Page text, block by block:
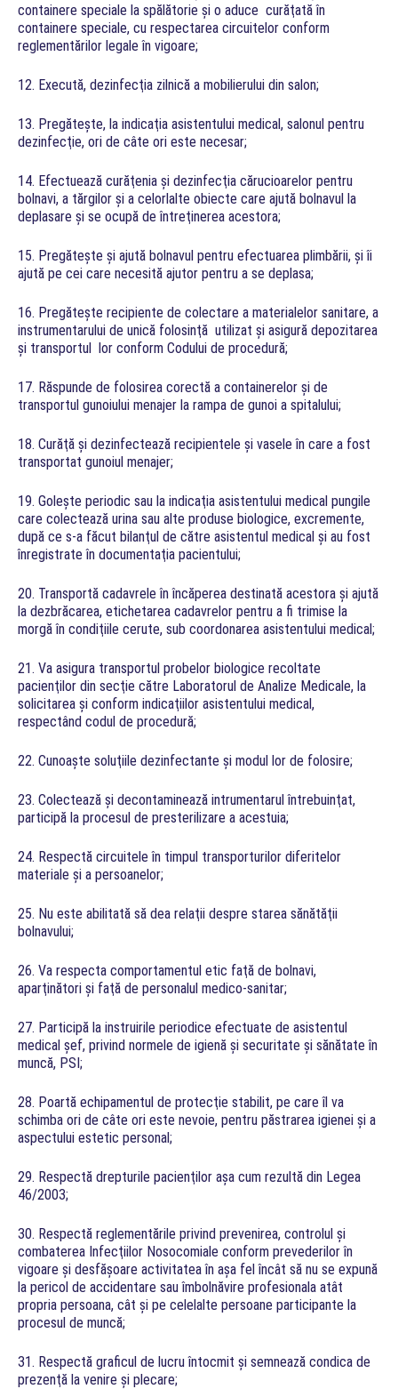
containere speciale la spălătorie şi o aduce curăţată în
containere speciale, cu respectarea circuitelor conform
reglementărilor legale în vigoare;
12. Execută, dezinfecţia zilnică a mobilierului din salon;
13. Pregăteşte, la indicaţia asistentului medical, salonul pentru
dezinfecţie, ori de câte ori este necesar;
14. Efectuează curăţenia şi dezinfecţia cărucioarelor pentru
bolnavi, a tărgilor şi a celorlalte obiecte care ajută bolnavul la
deplasare şi se ocupă de întreţinerea acestora;
15. Pregăteşte şi ajută bolnavul pentru efectuarea plimbării, şi îi
ajută pe cei care necesită ajutor pentru a se deplasa;
16. Pregăteşte recipiente de colectare a materialelor sanitare, a
instrumentarului de unică folosinţă utilizat şi asigură depozitarea
şi transportul lor conform Codului de procedură;
17. Răspunde de folosirea corectă a containerelor şi de
transportul gunoiului menajer la rampa de gunoi a spitalului;
18. Curăţă şi dezinfectează recipientele şi vasele în care a fost
transportat gunoiul menajer;
19. Goleşte periodic sau la indicaţia asistentului medical pungile
care colectează urina sau alte produse biologice, excremente,
după ce s-a făcut bilanţul de către asistentul medical şi au fost
înregistrate în documentaţia pacientului;
20. Transportă cadavrele în încăperea destinată acestora şi ajută
la dezbrăcarea, etichetarea cadavrelor pentru a fi trimise la
morgă în condiţiile cerute, sub coordonarea asistentului medical;
21. Va asigura transportul probelor biologice recoltate
pacienţilor din secţie către Laboratorul de Analize Medicale, la
solicitarea şi conform indicaţiilor asistentului medical,
respectând codul de procedură;
22. Cunoaşte soluţiile dezinfectante şi modul lor de folosire;
23. Colectează şi decontaminează intrumentarul întrebuinţat,
participă la procesul de presterilizare a acestuia;
24. Respectă circuitele în timpul transporturilor diferitelor
materiale şi a persoanelor;
25. Nu este abilitată să dea relaţii despre starea sănătăţii
bolnavului;
26. Va respecta comportamentul etic faţă de bolnavi,
aparţinători şi faţă de personalul medico-sanitar;
27. Participă la instruirile periodice efectuate de asistentul
medical şef, privind normele de igienă şi securitate şi sănătate în
muncă, PSI;
28. Poartă echipamentul de protecţie stabilit, pe care îl va
schimba ori de câte ori este nevoie, pentru păstrarea igienei şi a
aspectului estetic personal;
29. Respectă drepturile pacienţilor aşa cum rezultă din Legea
46/2003;
30. Respectă reglementările privind prevenirea, controlul şi
combaterea Infecţiilor Nosocomiale conform prevederilor în
vigoare şi desfăşoare activitatea în aşa fel încât să nu se expună
la pericol de accidentare sau îmbolnăvire profesionala atât
propria persoana, cât şi pe celelalte persoane participante la
procesul de muncă;
31. Respectă graficul de lucru întocmit şi semnează condica de
prezenţă la venire şi plecare;